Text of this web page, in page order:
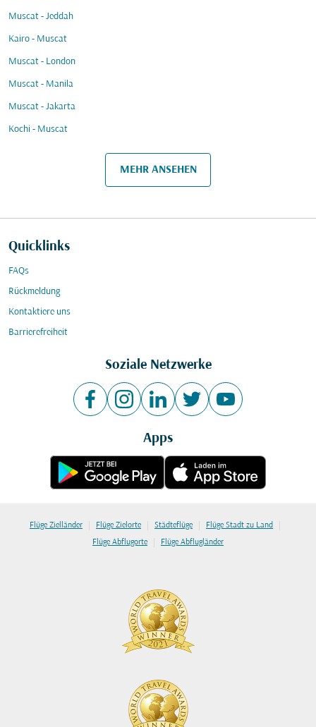
Muscat - Jeddah
Kairo - Muscat
Muscat - London
Muscat - Manila
Muscat - Jakarta
Kochi - Muscat
MEHR ANSEHEN
Quicklinks
FAQs
Rückmeldung
Kontaktiere uns
Barrierefreiheit
Soziale Netzwerke
Apps
Flüge Zielländer | Flüge Zielorte | Städteflüge | Flüge Stadt zu Land |
Flüge Abflugorte | Flüge Abflugländer